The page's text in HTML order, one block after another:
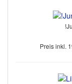
Preis inkl.